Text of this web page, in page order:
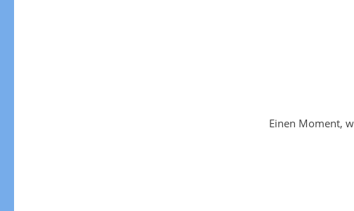
Einen Moment,